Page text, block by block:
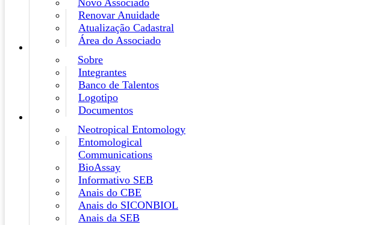
Renovar Anuidade
Atualização Cadastral
Área do Associado
Sobre
Integrantes
Banco de Talentos
Logotipo
Documentos
Neotropical Entomology
Entomological
Communications
BioAssay
Informativo SEB
Anais do CBE
Anais do SICONBIOL
Anais da SEB